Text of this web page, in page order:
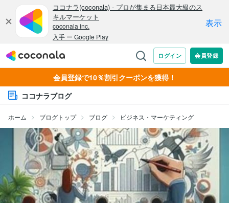
会員登録で10％割引クーポンを獲得！
ココナラブログ
ホーム ブログトップ ブログ ビジネス・マーケティング